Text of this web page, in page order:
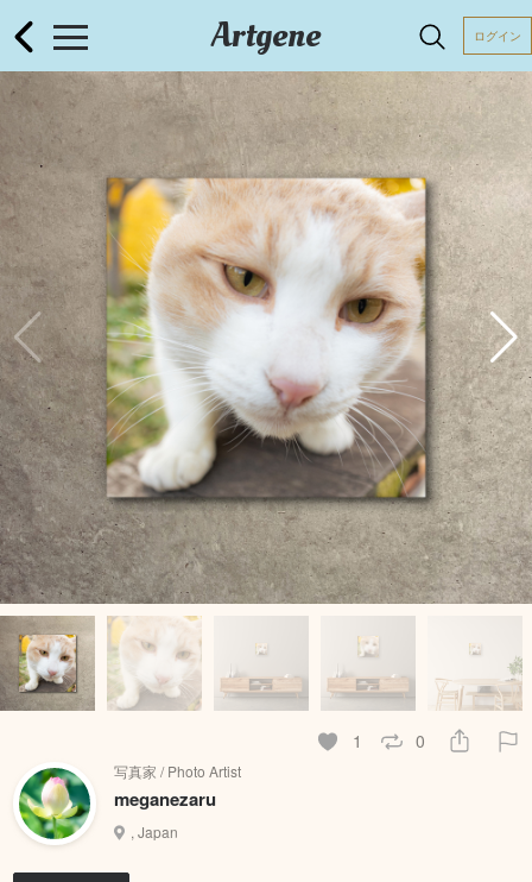
Artgene ログイン
1 0
写真家 / Photo Artist
meganezaru
, Japan